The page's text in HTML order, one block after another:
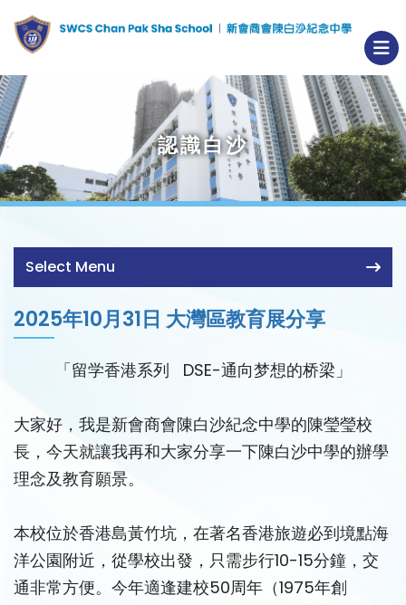
認識白沙
Select Menu
2025年10月31日 大灣區教育展分享
「留学香港系列 DSE-通向梦想的桥梁」
大家好，我是新會商會陳白沙紀念中學的陳瑩瑩校
長，今天就讓我再和大家分享一下陳白沙中學的辦學
理念及教育願景。
本校位於香港島黃竹坑，在著名香港旅遊必到境點海
洋公園附近，從學校出發，只需步行10-15分鐘，交
通非常方便。今年適逢建校50周年（1975年創